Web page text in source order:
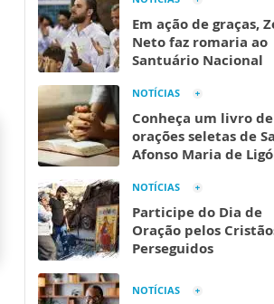
Em ação de graças,
Neto faz romaria ao
Santuário Nacional
NOTÍCIAS
Conheça um livro de
orações seletas de
Afonso Maria de
NOTÍCIAS
Participe do Dia de
Oração pelos
Perseguidos
NOTÍCIAS